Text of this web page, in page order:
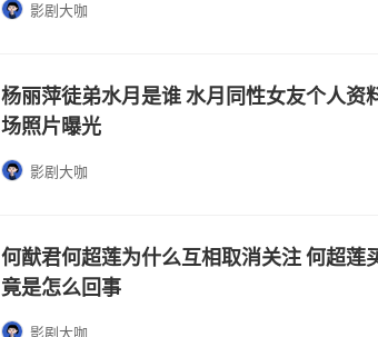
影剧大咖
杨丽萍徒弟水月是谁 水月同性女友个人资
场照片曝光
影剧大咖
何猷君何超莲为什么互相取消关注 何超莲
竟是怎么回事
影剧大咖